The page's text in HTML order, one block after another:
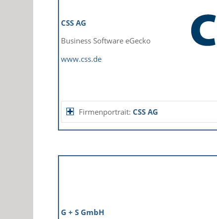
CSS AG
Business Software eGecko
www.css.de
Firmenportrait: CSS AG
G + S GmbH